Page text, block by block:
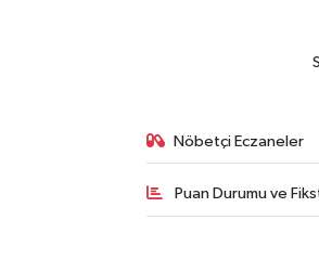
Nöbetçi Eczaneler
Puan Durumu ve